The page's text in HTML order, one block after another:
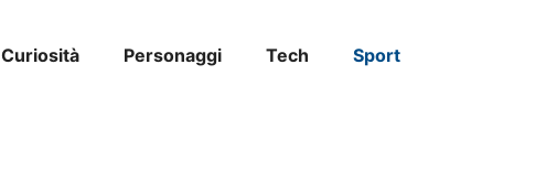
Curiosità Personaggi Tech Sport